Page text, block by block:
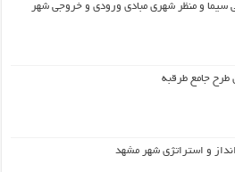
سیما و منظر شهری مبادی ورودی و خروجی شهر
طرح جامع طرقبه
و استراتژی شهر مشهد